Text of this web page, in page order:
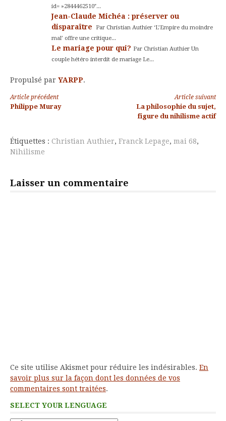
id= »2844462510″...
Jean-Claude Michéa : préserver ou
disparaître
Par Christian Authier ‘L’Empire du moindre
mal’ offre une critique...
Le mariage pour qui? Par Christian Authier Un
couple hétéro interdit de mariage Le...
Propulsé par YARPP.
Lire
suite
Article précédent
Philippe Muray
Article suivant
La philosophie du sujet,
figure du nihilisme actif
Étiquettes : Christian Authier, Franck Lepage, mai 68,
Nihilisme
Laisser un commentaire
Ce site utilise Akismet pour réduire les indésirables. En
savoir plus sur la façon dont les données de vos
commentaires sont traitées.
SELECT YOUR LENGUAGE